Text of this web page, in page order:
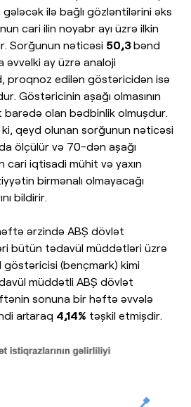
gələcək ilə bağlı gözləntilərini əks
cari ilin noyabr ayı üzrə ilkin
Sorğunun nəticəsi 50,3bənd
əvvəlki ay üzrə analoji
proqnoz edilən göstəricidən isə
Göstəricinin aşağı olmasının
olan bədbinlik olmuşdur.
qeyd olunan sorğunun nəticəsi
ölçülür və 70-dən aşağı
cari iqtisadi mühit və yaxın
birmənalı olmayacağı
bildirir.
ərzində ABŞ dövlət
bütün tədavül müddətləri üzrə
göstəricisi (bençmark) kimi
müddətli ABŞ dövlət
sonuna bir həftə əvvələ
artaraq 4,14% təşkil etmişdir.